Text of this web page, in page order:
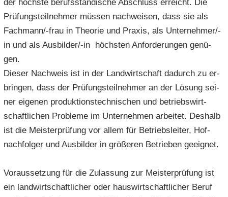
der höchs­te be­rufs­stän­di­sche Ab­schluss er­reicht. Die
Prü­fungs­teil­neh­mer müs­sen nach­wei­sen, dass sie als
Fach­mann/-frau in Theo­rie und Pra­xis, als Un­ter­neh­mer/-
in und als Aus­bil­der/-in höchs­ten An­for­de­run­gen ge­nü­
gen.
Die­ser Nach­weis ist in der Land­wirt­schaft da­durch zu er­
brin­gen, dass der Prü­fungs­teil­neh­mer an der Lö­sung sei­
ner ei­ge­nen pro­duk­ti­ons­tech­ni­schen und be­triebs­wirt­
schaft­li­chen Pro­ble­me im Un­ter­neh­men ar­bei­tet. Des­halb
ist die Meis­ter­prü­fung vor allem für Be­triebs­lei­ter, Hof­
nach­fol­ger und Aus­bil­der in grö­ße­ren Be­trie­ben ge­eig­net.
Vor­aus­set­zung für die Zu­las­sung zur Meis­ter­prü­fung ist
ein land­wirt­schaft­li­cher oder haus­wirt­schaft­li­cher Beruf